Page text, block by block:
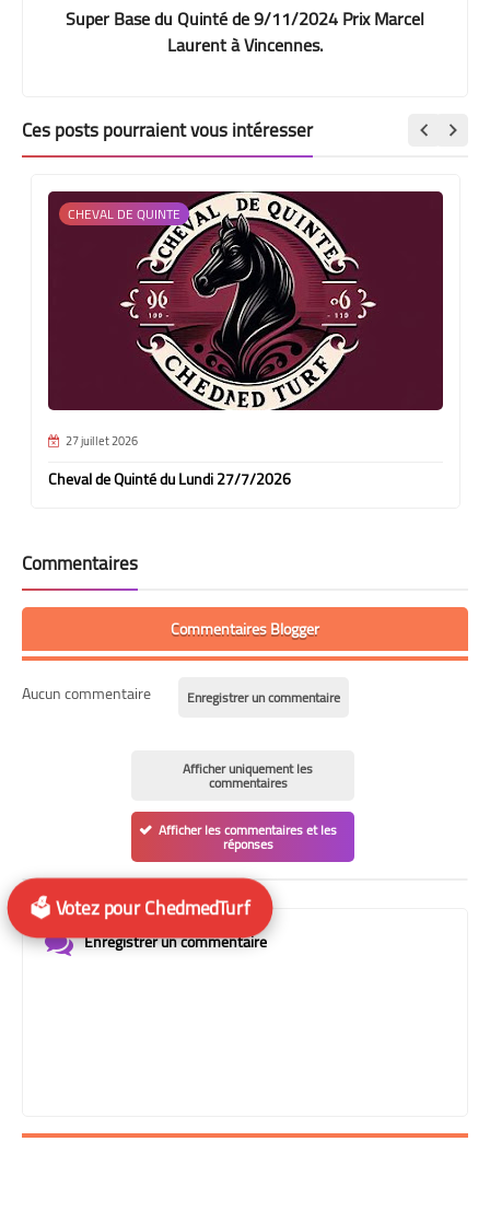
Super Base du Quinté de 9/11/2024 Prix Marcel
Laurent à Vincennes.
Ces posts pourraient vous intéresser
CHEVAL DE QUINTE
27 juillet 2026
Cheval de Quinté du Lundi 27/7/2026
Commentaires
Commentaires Blogger
Aucun commentaire Enregistrer un commentaire
Afficher uniquement les
commentaires
Afficher les commentaires et les
réponses
Enregistrer un commentaire
🗳️ Votez pour ChedmedTurf